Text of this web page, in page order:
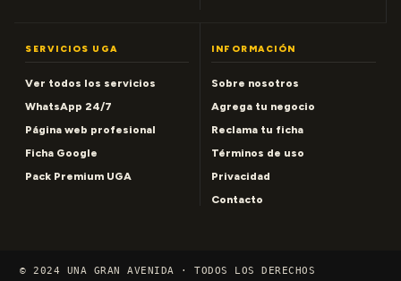
SERVICIOS UGA
Ver todos los servicios
WhatsApp 24/7
Página web profesional
Ficha Google
Pack Premium UGA
INFORMACIÓN
Sobre nosotros
Agrega tu negocio
Reclama tu ficha
Términos de uso
Privacidad
Contacto
© 2024 UNA GRAN AVENIDA · TODOS LOS DERECHOS